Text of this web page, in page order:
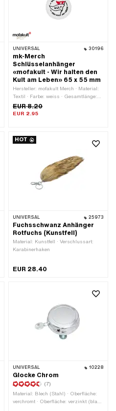
UNIVERSAL 30196
mk-Merch
Schlüsselanhänger
«mofakult - Wir halten den
Kult am Leben» 65 x 55 mm
Hersteller: mofakult Merch · Material:
Textil · Farbe: weiss · Gesamtlänge:
65 mm · Breite: 55 mm ·
Verschlussart: Schlüsselring
EUR 8.20
EUR 2.95
HOT
UNIVERSAL 25973
Fuchsschwanz Anhänger
Rotfuchs (Kunstfell)
Material: Kunstfell · Verschlussart:
Karabinerhaken
EUR 28.40
UNIVERSAL 10228
Glocke Chrom
(7)
Material: Blech (Stahl) · Oberfläche:
verchromt · Oberfläche: verzinkt (blau)